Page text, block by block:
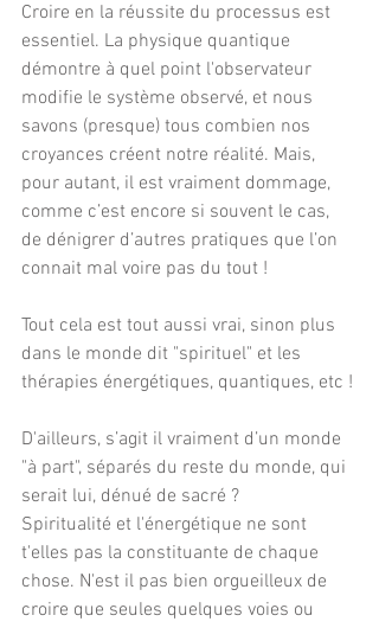
Croire en la réussite du processus est
essentiel. La physique quantique
démontre à quel point l'observateur
modifie le système observé, et nous
savons (presque) tous combien nos
croyances créent notre réalité. Mais,
pour autant, il est vraiment dommage,
comme c’est encore si souvent le cas,
de dénigrer d’autres pratiques que l’on
connait mal voire pas du tout !
Tout cela est tout aussi vrai, sinon plus
dans le monde dit "spirituel" et les
thérapies énergétiques, quantiques, etc !
D'ailleurs, s’agit il vraiment d’un monde
"à part", séparés du reste du monde, qui
serait lui, dénué de sacré ?
Spiritualité et l'énergétique ne sont
t'elles pas la constituante de chaque
chose. N'est il pas bien orgueilleux de
croire que seules quelques voies ou